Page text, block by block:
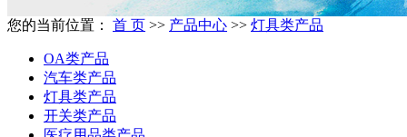
您的当前位置： 首 页 >> 产品中心 >> 灯具类产品
OA类产品
汽车类产品
灯具类产品
开关类产品